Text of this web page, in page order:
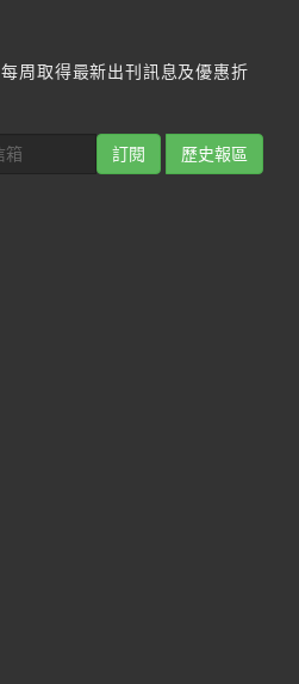
每周取得最新出刊訊息及優惠折
訂閱 歷史報區